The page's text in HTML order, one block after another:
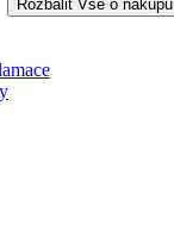
Rozbalit Vše o nákupu